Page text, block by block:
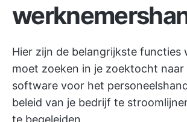
Hier zijn de belangrijkste functies
moet zoeken in je zoektocht naar
software voor het
beleid van je bedrijf te
te begeleiden